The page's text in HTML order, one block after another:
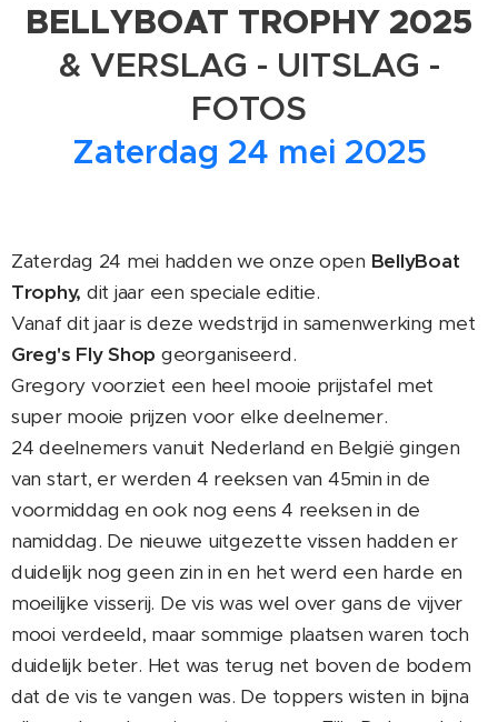
BELLYBOAT TROPHY 2025
& VERSLAG - UITSLAG -
FOTOS
Zaterdag 24 mei 2025
Zaterdag 24 mei hadden we onze open BellyBoat
Trophy, dit jaar een speciale editie.
Vanaf dit jaar is deze wedstrijd in samenwerking met
Greg's Fly Shop georganiseerd.
Gregory voorziet een heel mooie prijstafel met
super mooie prijzen voor elke deelnemer.
24 deelnemers vanuit Nederland en België gingen
van start, er werden 4 reeksen van 45min in de
voormiddag en ook nog eens 4 reeksen in de
namiddag. De nieuwe uitgezette vissen hadden er
duidelijk nog geen zin in en het werd een harde en
moeilijke visserij. De vis was wel over gans de vijver
mooi verdeeld, maar sommige plaatsen waren toch
duidelijk beter. Het was terug net boven de bodem
dat de vis te vangen was. De toppers wisten in bijna